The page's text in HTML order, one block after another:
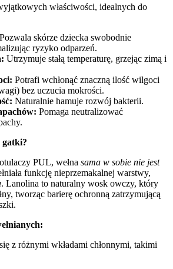
właściwości, idealnych do
Pozwala skórze dziecka swobodnie
ryzyko odparzeń.
Utrzymuje stałą temperaturę, grzejąc zimą i
Potrafi wchłonąć znaczną ilość wilgoci
bez uczucia mokrości.
Naturalnie hamuje rozwój bakterii.
Pomaga neutralizować
gatki?
PUL, wełna sama w sobie nie jest
funkcję nieprzemakalnej warstwy,
. Lanolina to naturalny wosk owczy, który
tworząc barierę ochronną zatrzymującą
z różnymi wkładami chłonnymi, takimi